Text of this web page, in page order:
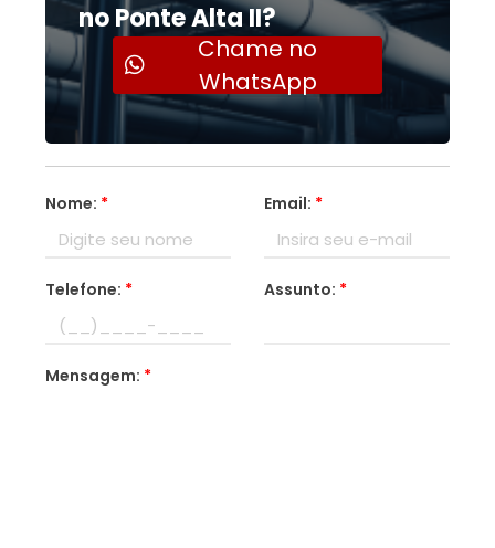
no Ponte Alta II?
Chame no
WhatsApp
Nome: * Email: *
Telefone: * Assunto: *
Mensagem: *